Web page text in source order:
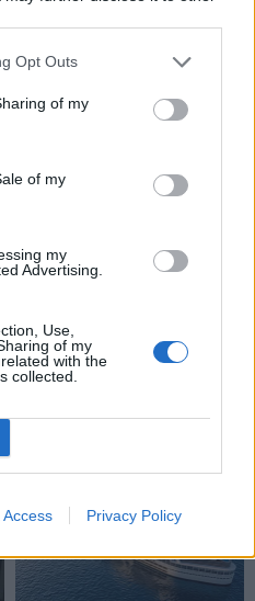
Opt Outs
of my
of my
my
Advertising.
Use,
of my
with the
collected.
Access Privacy Policy
prezidentus(23)